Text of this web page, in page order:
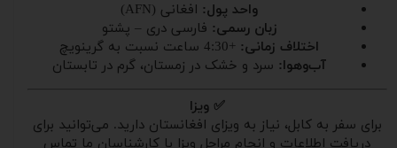
واحد پول: افغانی (AFN)
زبان رسمی: فارسی دری – پشتو
اختلاف زمانی: +4:30 ساعت نسبت به گرینویچ
آب‌وهوا: سرد و خشک در زمستان، گرم در تابستان
✅ ویزا
برای سفر به کابل، نیاز به ویزای افغانستان دارید. می‌توانید برای
دریافت اطلاعات و انجام مراحل ویزا با کارشناسان ما تماس